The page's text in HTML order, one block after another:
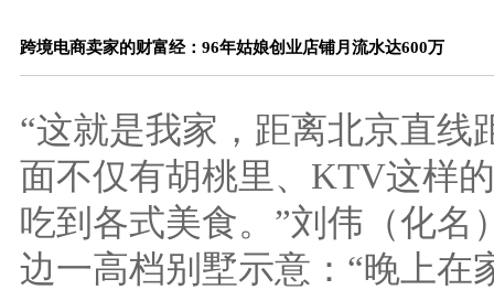
跨境电商卖家的财富经：96年姑娘创业店铺月流水达600万
“这就是我家，距离北京直线
面不仅有胡桃里、KTV这样
吃到各式美食。”刘伟（化名
边一高档别墅示意：“晚上在